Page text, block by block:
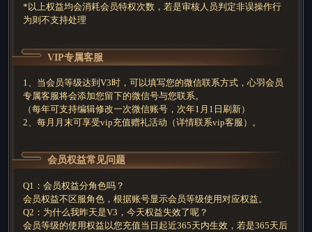
*以上权益均会消耗会员特权次数，若是审核人员判定非误操作行
为则不支持处理
VIP专属客服
1、当会员等级达到V3时，可以填写您的微信联系方式，心羽会员
专属客服将会添加您留下的微信号与您联系。
（每年可支持编辑修改一次微信账号，次年1月1日刷新）
2、每月月末可享受vip充值赠礼活动（详情联系vip客服）。
会员权益常见问题
Q1：会员权益分角色吗？
会员权益不区服角色，根据账号显示会员等级使用对应权益。
Q2：为什么我昨天是V3，今天权益失效了呢？
会员等级的使用权益以您充值当日起近365天内生效，若是365天后